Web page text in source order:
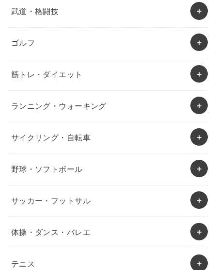
武道・格闘技
ゴルフ
筋トレ・ダイエット
ランニング・ウォーキング
サイクリング・自転車
野球・ソフトボール
サッカー・フットサル
体操・ダンス・バレエ
テニス